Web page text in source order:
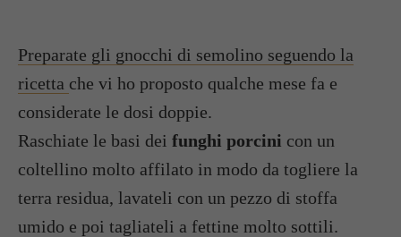
Preparate gli gnocchi di semolino seguendo la
ricetta che vi ho proposto qualche mese fa e
considerate le dosi doppie.
Raschiate le basi dei funghi porcini con un
coltellino molto affilato in modo da togliere la
terra residua, lavateli con un pezzo di stoffa
umido e poi tagliateli a fettine molto sottili.